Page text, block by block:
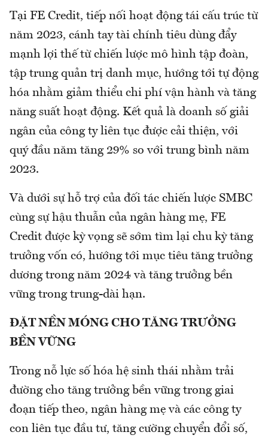
Tại FE Credit, tiếp nối hoạt động tái cấu trúc từ
năm 2023, cánh tay tài chính tiêu dùng đẩy
mạnh lợi thế từ chiến lược mô hình tập đoàn,
tập trung quản trị danh mục, hướng tới tự động
hóa nhằm giảm thiểu chi phí vận hành và tăng
năng suất hoạt động. Kết quả là doanh số giải
ngân của công ty liên tục được cải thiện, với
quý đầu năm tăng 29% so với trung bình năm
2023.
Và dưới sự hỗ trợ của đối tác chiến lược SMBC
cùng sự hậu thuẫn của ngân hàng mẹ, FE
Credit được kỳ vọng sẽ sớm tìm lại chu kỳ tăng
trưởng vốn có, hướng tới mục tiêu tăng trưởng
dương trong năm 2024 và tăng trưởng bền
vững trong trung-dài hạn.
ĐẶT NỀN MÓNG CHO TĂNG TRƯỞNG
BỀN VỮNG
Trong nỗ lực số hóa hệ sinh thái nhằm trải
đường cho tăng trưởng bền vững trong giai
đoạn tiếp theo, ngân hàng mẹ và các công ty
con liên tục đầu tư, tăng cường chuyển đổi số,